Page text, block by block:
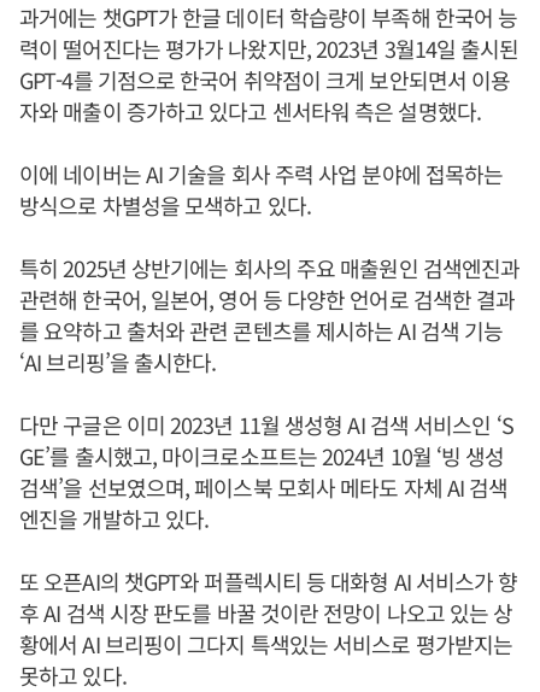
과거에는 챗GPT가 한글 데이터 학습량이 부족해 한국어 능
력이 떨어진다는 평가가 나왔지만, 2023년 3월14일 출시된
GPT-4를 기점으로 한국어 취약점이 크게 보안되면서 이용
자와 매출이 증가하고 있다고 센서타워 측은 설명했다.
이에 네이버는 AI 기술을 회사 주력 사업 분야에 접목하는
방식으로 차별성을 모색하고 있다.
특히 2025년 상반기에는 회사의 주요 매출원인 검색엔진과
관련해 한국어, 일본어, 영어 등 다양한 언어로 검색한 결과
를 요약하고 출처와 관련 콘텐츠를 제시하는 AI 검색 기능
‘AI 브리핑’을 출시한다.
다만 구글은 이미 2023년 11월 생성형 AI 검색 서비스인 ‘S
GE’를 출시했고, 마이크로소프트는 2024년 10월 ‘빙 생성
검색’을 선보였으며, 페이스북 모회사 메타도 자체 AI 검색
엔진을 개발하고 있다.
또 오픈AI의 챗GPT와 퍼플렉시티 등 대화형 AI 서비스가 향
후 AI 검색 시장 판도를 바꿀 것이란 전망이 나오고 있는 상
황에서 AI 브리핑이 그다지 특색있는 서비스로 평가받지는
못하고 있다.